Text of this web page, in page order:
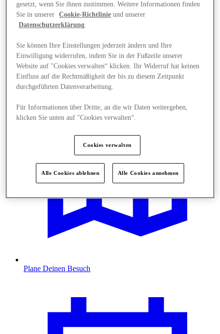
Angebote
Plane Deinen Besuch
gesetzt, wenn Sie ihnen zustimmen. Weitere Informationen finden
Sie in unserer
Cookie-Richtlinie und unserer
Datenschutzerklärung.
Sie können Ihre Einstellungen jederzeit ändern und Ihre
Einwilligung widerrufen, indem Sie in der Fußzeile unserer
Website auf "Cookies verwalten“ klicken. Ihr Widerruf hat keinen
Einfluss auf die Rechtmäßigkeit der bis zu diesem Zeitpunkt
durchgeführten Datenverarbeitung.
Für Informationen über Dritte, an die wir Daten weitergeben,
klicken Sie unten auf "Cookies verwalten“.
Cookies verwalten
Alle Cookies ablehnen Alle Cookies annehmen